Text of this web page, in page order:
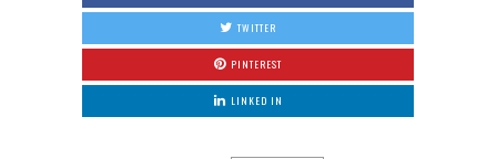
TWITTER
PINTEREST
LINKED IN